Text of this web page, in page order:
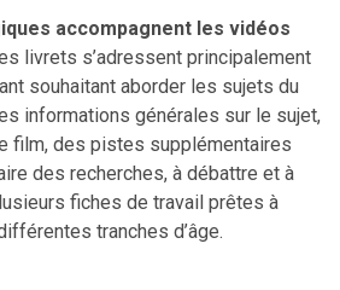
accompagnent les vidéos
livrets s’adressent principalement
souhaitant aborder les sujets du
informations générales sur le sujet,
film, des pistes supplémentaires
des recherches, à débattre et à
fiches de travail prêtes à
tranches d’âge.